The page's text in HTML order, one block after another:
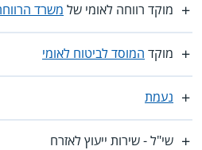
מוקד רווחה לאומי של משרד
מוקד המוסד לביטוח לאומי
נעמת
שי"ל - שירות ייעוץ לאזרח